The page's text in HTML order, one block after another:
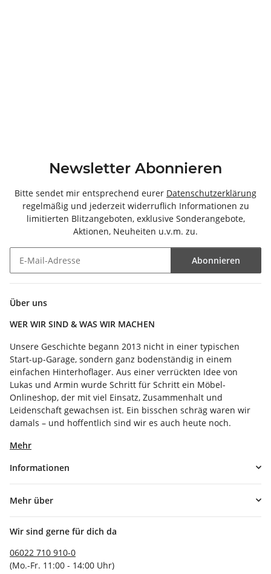
Newsletter Abonnieren
Bitte sendet mir entsprechend eurer Datenschutzerklärung
regelmäßig und jederzeit widerruflich Informationen zu
limitierten Blitzangeboten, exklusive Sonderangebote,
Aktionen, Neuheiten u.v.m. zu.
Abonnieren
Über uns
WER WIR SIND & WAS WIR MACHEN
Unsere Geschichte begann 2013 nicht in einer typischen
Start-up-Garage, sondern ganz bodenständig in einem
einfachen Hinterhoflager. Aus einer verrückten Idee von
Lukas und Armin wurde Schritt für Schritt ein Möbel-
Onlineshop, der mit viel Einsatz, Zusammenhalt und
Leidenschaft gewachsen ist. Ein bisschen schräg waren wir
damals – und hoffentlich sind wir es auch heute noch.
Mehr
Informationen
Mehr über
Wir sind gerne für dich da
06022 710 910-0
(Mo.-Fr. 11:00 - 14:00 Uhr)